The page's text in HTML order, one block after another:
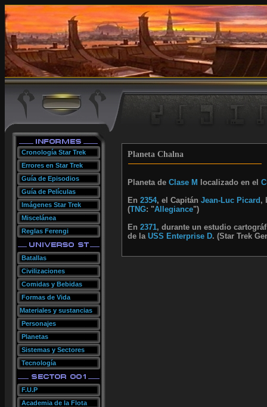
Cronología Star Trek
Errores en Star Trek
Guía de Episodios
Guía de Películas
Imágenes Star Trek
Miscelánea
Reglas Ferengi
Batallas
Civilizaciones
Comidas y Bebidas
Formas de Vida
Materiales y sustancias
Personajes
Planetas
Sistemas y Sectores
Tecnología
F.U.P
Academia de la Flota
Planeta Chalna
Planeta deClase M localizado en el
En2354, el CapitánJean-Luc Picard ,
(TNG: "Allegiance")
En2371, durante un estudio
de laUSS Enterprise D. (Star Trek